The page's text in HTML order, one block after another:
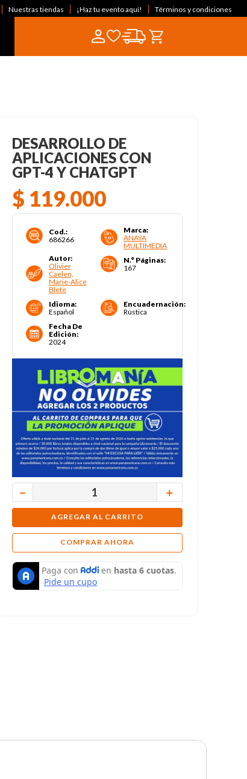
Nuestras tiendas ¡Haz tu evento aquí! Términos y condiciones
DESARROLLO DE
APLICACIONES CON
GPT-4 Y CHATGPT
$ 119.000
Cod.:
686266
Marca:
ANAYA
MULTIMEDIA
Autor:
Olivier
Caelen,
Marie-Alice
Blete
N.° Páginas:
167
Idioma:
Español
Encuadernación:
Rústica
Fecha De
Edición:
2024
＋
－
AGREGAR AL CARRITO
COMPRAR AHORA